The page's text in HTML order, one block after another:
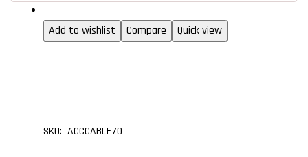
Add to wishlist
Compare Quick view
SKU: ACCCABLE70